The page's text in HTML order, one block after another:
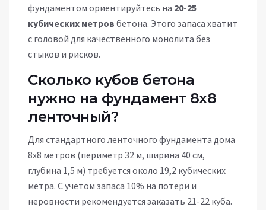
фундаментом ориентируйтесь на 20-25
кубических метров бетона. Этого запаса хватит
с головой для качественного монолита без
стыков и рисков.
Сколько кубов бетона
нужно на фундамент 8х8
ленточный?
Для стандартного ленточного фундамента дома
8х8 метров (периметр 32 м, ширина 40 см,
глубина 1,5 м) требуется около 19,2 кубических
метра. С учетом запаса 10% на потери и
неровности рекомендуется заказать 21-22 куба.